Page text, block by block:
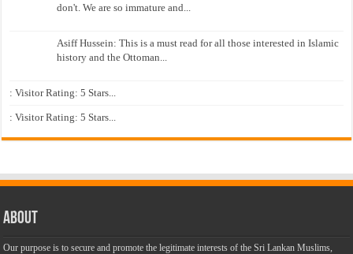
don't. We are so immature and...
Asiff Hussein: This is a must read for all those interested in Islamic
history and the Ottoman...
: Visitor Rating: 5 Stars...
: Visitor Rating: 5 Stars...
About
Our purpose is to secure and promote the legitimate interests of the Sri Lankan Muslims,